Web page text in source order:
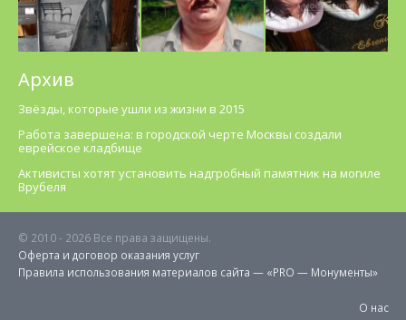
Архив
Звёзды, которые ушли из жизни в 2015
Работа завершена: в городской черте Москвы создали
еврейское кладбище
Активисты хотят установить надгробный памятник на могиле
Врубеля
© 2010 - 2026 Все права защищены.
Оферта и договор оказания услуг
Правила использования материалов cайта — «PRO — Монументы»
О нас